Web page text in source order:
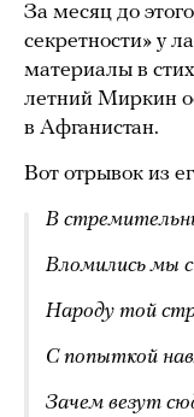
За месяц до
секретности» у
материалы в
летний Миркин
в Афганистан.
Вот отрывок из
В
Вломились мы
Народу той
С попыткой
Зачем везут